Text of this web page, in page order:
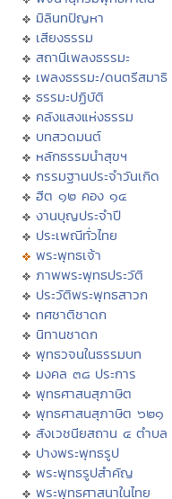
มิลินทปัญหา
เสียงธรรม
สถานีเพลงธรรมะ
เพลงธรรมะ/ดนตรีสมาธิ
ธรรมะปฏิบัติ
คลังแสงแห่งธรรม
บทสวดมนต์
หลักธรรมนำสุขฯ
กรรมฐานประจำวันเกิด
ฮีต ๑๒ คอง ๑๔
งานบุญประจำปี
ประเพณีทั่วไทย
พระพุทธเจ้า
ภาพพระพุทธประวัติ
ประวัติพระพุทธสาวก
ทศชาติชาดก
นิทานชาดก
พุทธวจนในธรรมบท
มงคล ๓๘ ประการ
พุทธศาสนสุภาษิต
พุทธศาสนสุภาษิต ๖๒๑
สังเวชนียสถาน ๔ ตำบล
ปางพระพุทธรูป
พระพุทธรูปสำคัญ
พระพุทธศาสนาในไทย